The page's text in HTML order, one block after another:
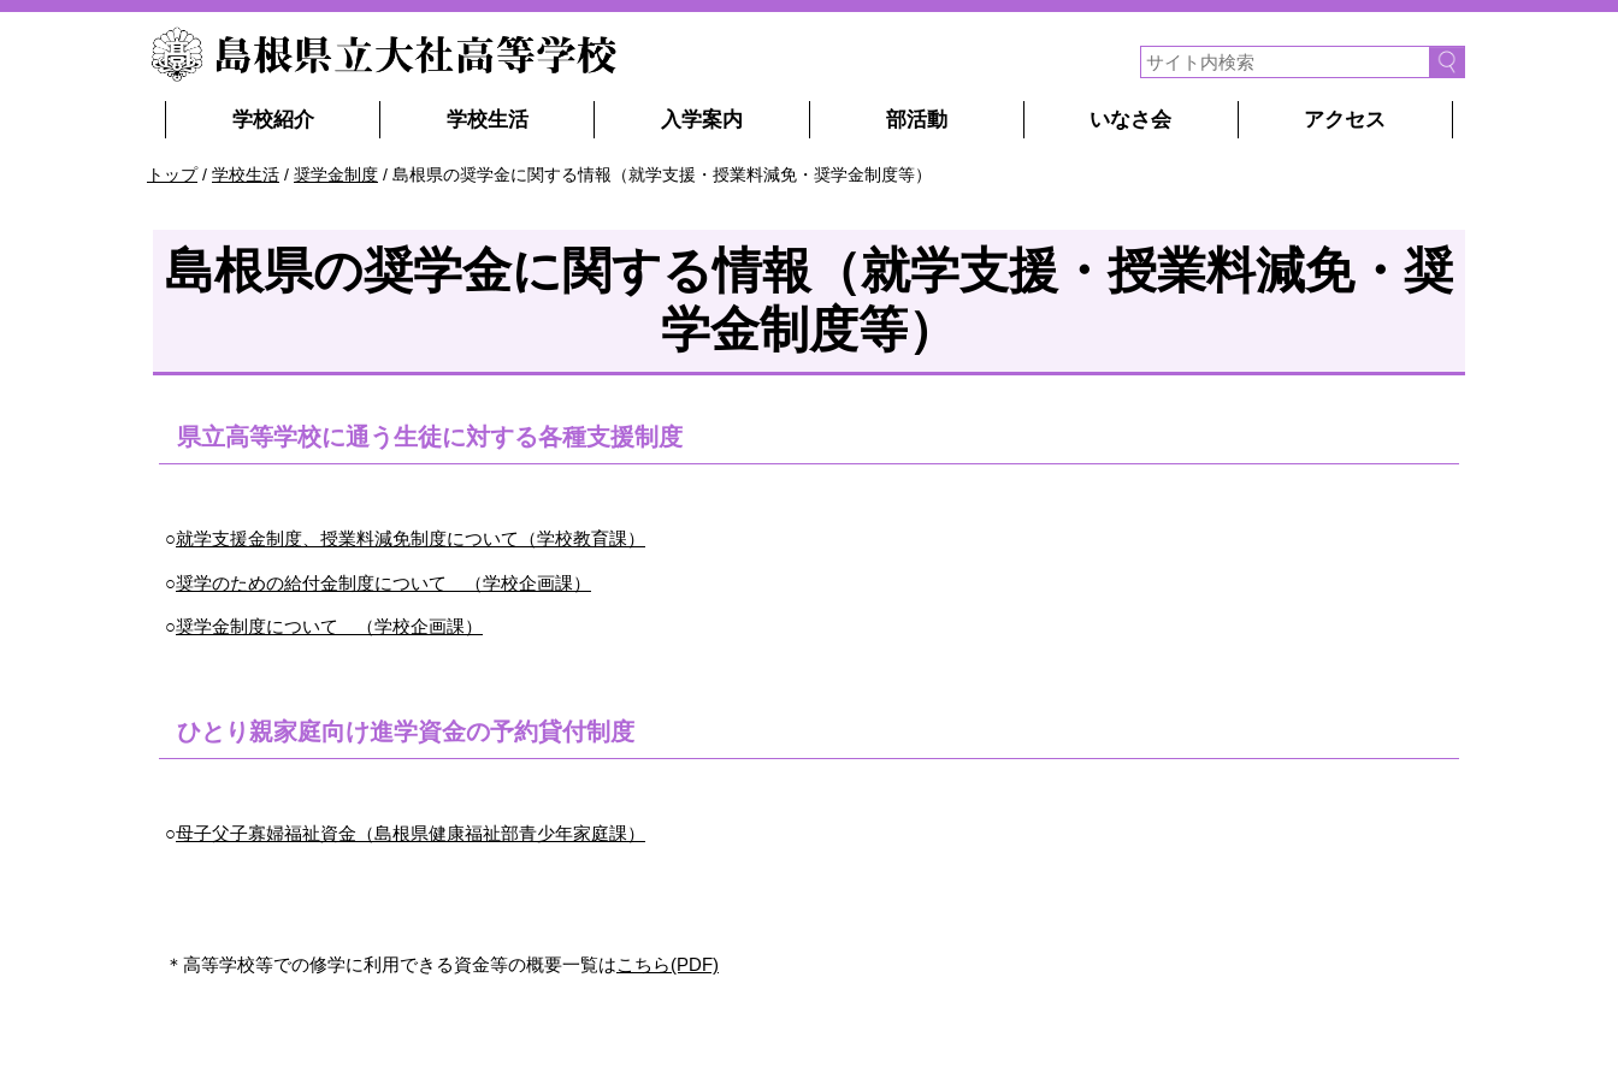
学校紹介 学校生活 入学案内 部活動 いなさ会 アクセス
現
置：
トップ/ 学校生活 / 奨学金制度 / 島根県の奨学金に関する情報（就学支援・授業料減免・奨学金制度等）
島根県の奨学金に関する情報（就学支援・授業料減免・奨
学金制度等）
県立高等学校に通う生徒に対する各種支援制度
○就学支援金制度、授業料減免制度について（学校教育課）
○奨学のための給付金制度について （学校企画課）
○奨学金制度について （学校企画課）
ひとり親家庭向け進学資金の予約貸付制度
○母子父子寡婦福祉資金（島根県健康福祉部青少年家庭課）
＊高等学校等での修学に利用できる資金等の概要一覧はこちら(PDF)